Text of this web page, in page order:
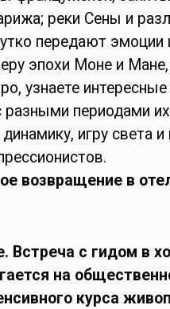
реки Сены и
передают эмоции
эпохи Моне и
узнаете
разными периодами
игру света
возвращение в
Встреча с гидом в
на
курса